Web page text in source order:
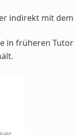
indirekt mit
in früheren